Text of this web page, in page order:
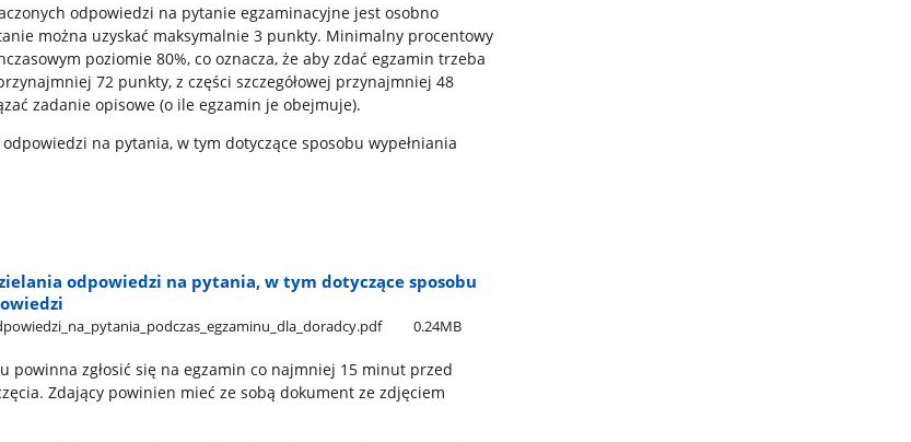
odpowiedzi na pytanie egzaminacyjne jest osobno
można uzyskać maksymalnie 3 punkty. Minimalny procentowy
poziomie 80%, co oznacza, że aby zdać egzamin trzeba
72 punkty, z części szczegółowej przynajmniej 48
zadanie opisowe (o ile egzamin je obejmuje).
na pytania, w tym dotyczące sposobu wypełniania
odpowiedzi na pytania, w tym dotyczące sposobu
0.24MB
powinna zgłosić się na egzamin co najmniej 15 minut przed
Zdający powinien mieć ze sobą dokument ze zdjęciem